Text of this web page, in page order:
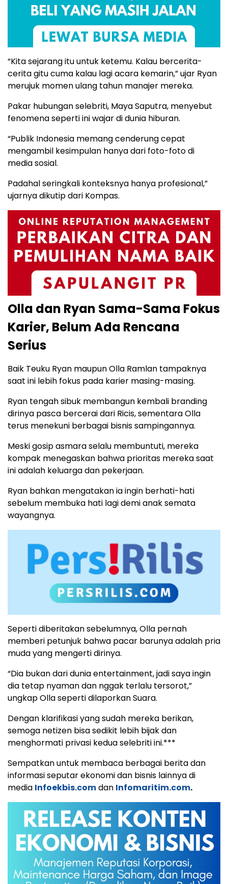
“Kita sejarang itu untuk ketemu. Kalau bercerita-
cerita gitu cuma kalau lagi acara kemarin,” ujar Ryan
merujuk momen ulang tahun manajer mereka.
Pakar hubungan selebriti, Maya Saputra, menyebut
fenomena seperti ini wajar di dunia hiburan.
“Publik Indonesia memang cenderung cepat
mengambil kesimpulan hanya dari foto-foto di
media sosial.
Padahal seringkali konteksnya hanya profesional,”
ujarnya dikutip dari Kompas.
Olla dan Ryan Sama-Sama Fokus
Karier, Belum Ada Rencana
Serius
Baik Teuku Ryan maupun Olla Ramlan tampaknya
saat ini lebih fokus pada karier masing-masing.
Ryan tengah sibuk membangun kembali branding
dirinya pasca bercerai dari Ricis, sementara Olla
terus menekuni berbagai bisnis sampingannya.
Meski gosip asmara selalu membuntuti, mereka
kompak menegaskan bahwa prioritas mereka saat
ini adalah keluarga dan pekerjaan.
Ryan bahkan mengatakan ia ingin berhati-hati
sebelum membuka hati lagi demi anak semata
wayangnya.
Seperti diberitakan sebelumnya, Olla pernah
memberi petunjuk bahwa pacar barunya adalah pria
muda yang mengerti dirinya.
“Dia bukan dari dunia entertainment, jadi saya ingin
dia tetap nyaman dan nggak terlalu tersorot,”
ungkap Olla seperti dilaporkan Suara.
Dengan klarifikasi yang sudah mereka berikan,
semoga netizen bisa sedikit lebih bijak dan
menghormati privasi kedua selebriti ini.***
Sempatkan untuk membaca berbagai berita dan
informasi seputar ekonomi dan bisnis lainnya di
media Infoekbis.comdan Infomaritim.com.